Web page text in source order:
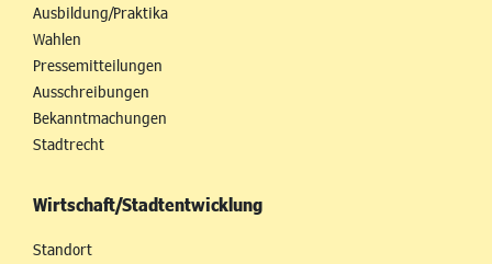
Ausbildung/Praktika
Wahlen
Pressemitteilungen
Ausschreibungen
Bekanntmachungen
Stadtrecht
Wirtschaft/Stadtentwicklung
Standort